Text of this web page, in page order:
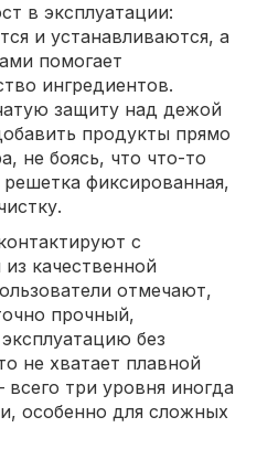
в эксплуатации:
и устанавливаются, а
помогает
ингредиентов.
защиту над дежой
продукты прямо
не боясь, что что-то
фиксированная,
с
качественной
отмечают,
прочный,
без
не хватает плавной
три уровня иногда
особенно для сложных